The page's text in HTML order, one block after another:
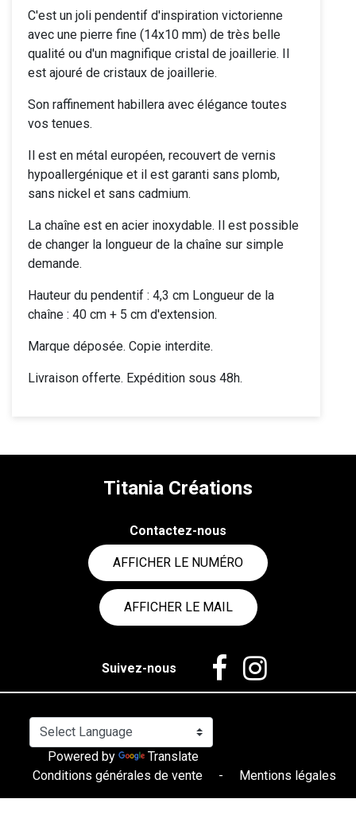
C'est un joli pendentif d'inspiration victorienne
avec une pierre fine (14x10 mm) de très belle
qualité ou d'un magnifique cristal de joaillerie. Il
est ajouré de cristaux de joaillerie.
Son raffinement habillera avec élégance toutes
vos tenues.
Il est en métal européen, recouvert de vernis
hypoallergénique et il est garanti sans plomb,
sans nickel et sans cadmium.
La chaîne est en acier inoxydable. Il est possible
de changer la longueur de la chaîne sur simple
demande.
Hauteur du pendentif : 4,3 cm Longueur de la
chaîne : 40 cm + 5 cm d'extension.
Marque déposée. Copie interdite.
Livraison offerte. Expédition sous 48h.
Titania Créations
Contactez-nous
AFFICHER LE NUMÉRO
AFFICHER LE MAIL
Suivez-nous
Powered by
Translate
Conditions générales de vente
- Mentions légales